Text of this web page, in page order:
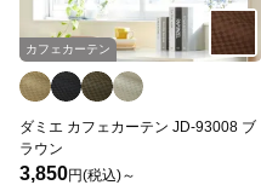
カフェカーテン
ダミエ カフェカーテン JD-93008 ブ
ラウン
3,850円(税込)～